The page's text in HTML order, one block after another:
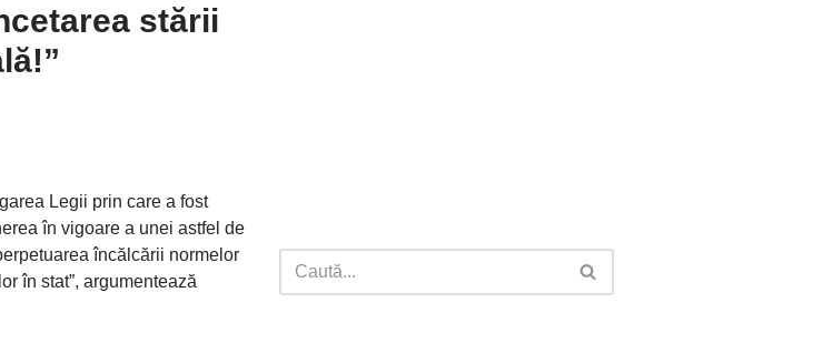
stării
Legii prin care a fost
în vigoare a unei astfel de
încălcării normelor
în stat”, argumentează